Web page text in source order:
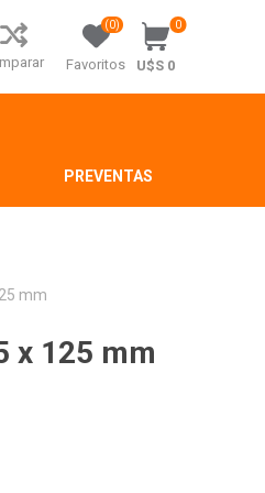
Favoritos
(0) 0
U$S 0
PREVENTAS
mm
x 125 mm